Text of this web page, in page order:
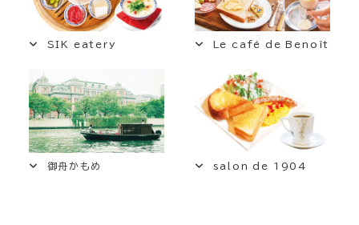
SIK eatery Le café de Benoît
御舟かもめ salon de 1904